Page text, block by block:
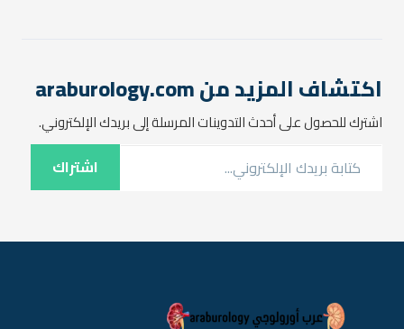
اكتشاف المزيد من araburology.com
اشترك للحصول على أحدث التدوينات المرسلة إلى بريدك الإلكتروني.
اشتراك